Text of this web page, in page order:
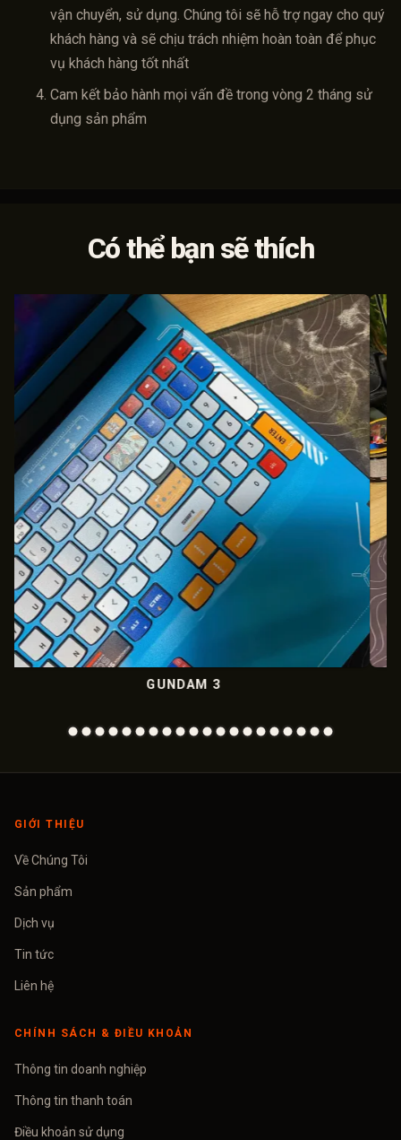
vận chuyển, sử dụng. Chúng tôi sẽ hỗ trợ ngay cho quý
khách hàng và sẽ chịu trách nhiệm hoàn toàn để phục
vụ khách hàng tốt nhất
Cam kết bảo hành mọi vấn đề trong vòng 2 tháng sử
dụng sản phẩm
Có thể bạn sẽ thích
GIỚI THIỆU
Về Chúng Tôi
Sản phẩm
Dịch vụ
Tin tức
Liên hệ
CHÍNH SÁCH & ĐIỀU KHOẢN
Thông tin doanh nghiệp
Thông tin thanh toán
Điều khoản sử dụng